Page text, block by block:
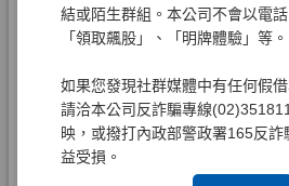
結或陌生群組。本公司不會以電
「領取飆股」、「明牌體驗」等。
如果您發現社群媒體中有任何假
請洽本公司反詐騙專線
映，或撥打內政部警政署165反
益受損。